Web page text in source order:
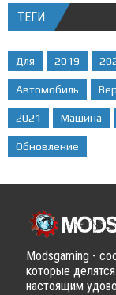
ТЕГИ
Для 2019
Автомобиль
2021 Машина
Обновление
Modsgaming -
которые
настоящим